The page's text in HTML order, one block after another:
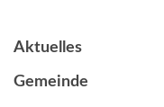
Aktuelles
Gemeinde